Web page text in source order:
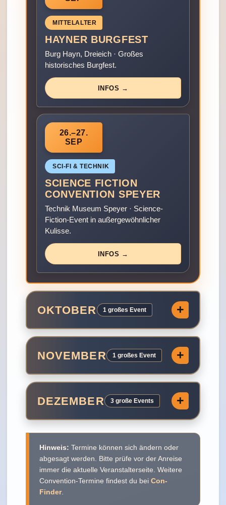
MITTELALTER
HAYNER BURGFEST
Burg Hayn, Dreieich · Großes
historisches Burgfest.
INFOS →
26.–27.
SEP
SCI‑FI & TECHNIK
SCIENCE FICTION
CONVENTION SPEYER
Technik Museum Speyer · Science-
Fiction-Event in außergewöhnlicher
Kulisse.
INFOS →
OKTOBER 1 großes Event
NOVEMBER 1 großes Event
DEZEMBER 3 große Events
Hinweis: Termine können sich ändern oder
abgesagt werden. Bitte prüfe vor der Anreise
immer die aktuelle Veranstalterseite. Weitere
Convention-Termine findest du bei Con-
Finder.